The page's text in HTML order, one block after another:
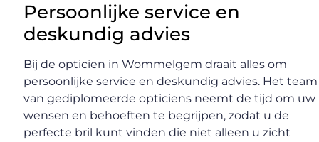
Persoonlijke service en
deskundig advies
Bij de opticien in Wommelgem draait alles om
persoonlijke service en deskundig advies. Het team
van gediplomeerde opticiens neemt de tijd om uw
wensen en behoeften te begrijpen, zodat u de
perfecte bril kunt vinden die niet alleen u zicht